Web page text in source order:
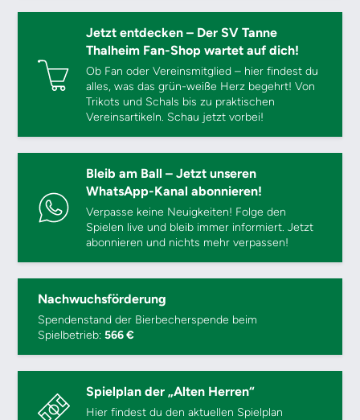
Jetzt entdecken – Der SV Tanne
Thalheim Fan-Shop wartet auf dich!
Ob Fan oder Vereinsmitglied – hier findest du
alles, was das grün-weiße Herz begehrt! Von
Trikots und Schals bis zu praktischen
Vereinsartikeln. Schau jetzt vorbei!
Bleib am Ball – Jetzt unseren
WhatsApp-Kanal abonnieren!
Verpasse keine Neuigkeiten! Folge den
Spielen live und bleib immer informiert. Jetzt
abonnieren und nichts mehr verpassen!
Nachwuchsförderung
Spendenstand der Bierbecherspende beim
Spielbetrieb:566 €
Spielplan der „Alten Herren“
Hier findest du den aktuellen Spielplan